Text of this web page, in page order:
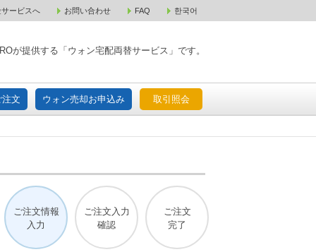
ービスへ お問い合わせ FAQ 한국어
が提供する「ウォン宅配両替サービス」です。
文 ウォン売却お申込み 取引照会
宅配ご注文 ウォン売却お申込み 取引照会
ご注文情報
入力
ご注文入力
確認
ご注文
完了